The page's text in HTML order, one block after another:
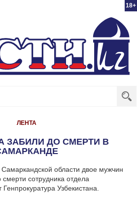
18+
ЛЕНТА
ЗАБИЛИ ДО СМЕРТИ В
области двое мужчин
сотрудника отдела
Узбекистана.